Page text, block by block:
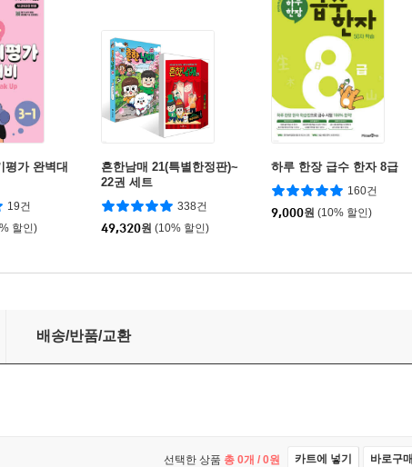
평가 완벽대
19건
할인)
흔한남매 21(특별한정판)~
22권 세트
338건
49,320원 (10% 할인)
하루 한장 급수 한자 8급
160건
9,000원 (10% 할인)
배송/반품/교환
선택한 상품 총 0개 / 0원 카트에 넣기 바로구